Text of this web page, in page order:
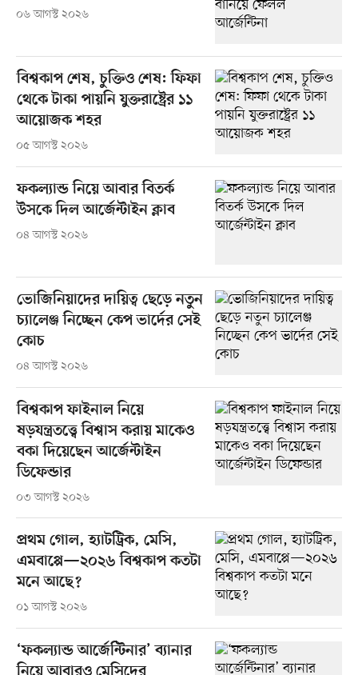
০৬ আগস্ট ২০২৬
বিশ্বকাপ শেষ, চুক্তিও শেষ: ফিফা
থেকে টাকা পায়নি যুক্তরাষ্ট্রের ১১
আয়োজক শহর
০৫ আগস্ট ২০২৬
ফকল্যান্ড নিয়ে আবার বিতর্ক
উসকে দিল আর্জেন্টাইন ক্লাব
০৪ আগস্ট ২০২৬
ভোজিনিয়াদের দায়িত্ব ছেড়ে নতুন
চ্যালেঞ্জ নিচ্ছেন কেপ ভার্দের সেই
কোচ
০৪ আগস্ট ২০২৬
বিশ্বকাপ ফাইনাল নিয়ে
ষড়যন্ত্রতত্ত্বে বিশ্বাস করায় মাকেও
বকা দিয়েছেন আর্জেন্টাইন
ডিফেন্ডার
০৩ আগস্ট ২০২৬
প্রথম গোল, হ্যাটট্রিক, মেসি,
এমবাপ্পে—২০২৬ বিশ্বকাপ কতটা
মনে আছে?
০১ আগস্ট ২০২৬
‘ফকল্যান্ড আর্জেন্টিনার’ ব্যানার